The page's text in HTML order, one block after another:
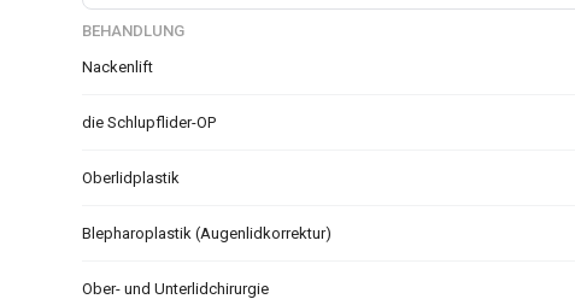
BEHANDLUNG
Nackenlift
die Schlupflider-OP
Oberlidplastik
Blepharoplastik (Augenlidkorrektur)
Ober- und Unterlidchirurgie